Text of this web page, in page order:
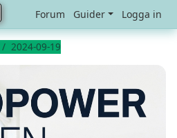
Forum Guider Logga in
2024-09-19